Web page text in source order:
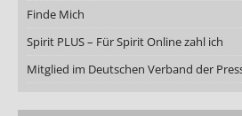
Finde Mich
Spirit PLUS – Für Spirit Online zahl ich
Mitglied im Deutschen Verband der